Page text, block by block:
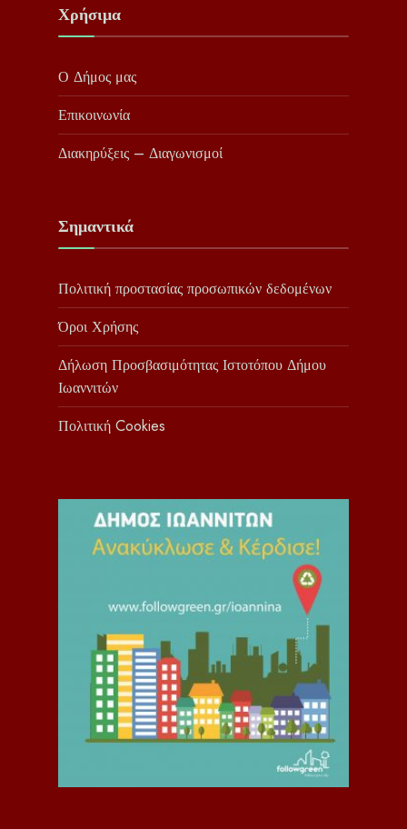
Χρήσιμα
Ο Δήμος μας
Επικοινωνία
Διακηρύξεις – Διαγωνισμοί
Σημαντικά
Πολιτική προστασίας προσωπικών δεδομένων
Όροι Χρήσης
Δήλωση Προσβασιμότητας Ιστοτόπου Δήμου
Ιωαννιτών
Πολιτική Cookies